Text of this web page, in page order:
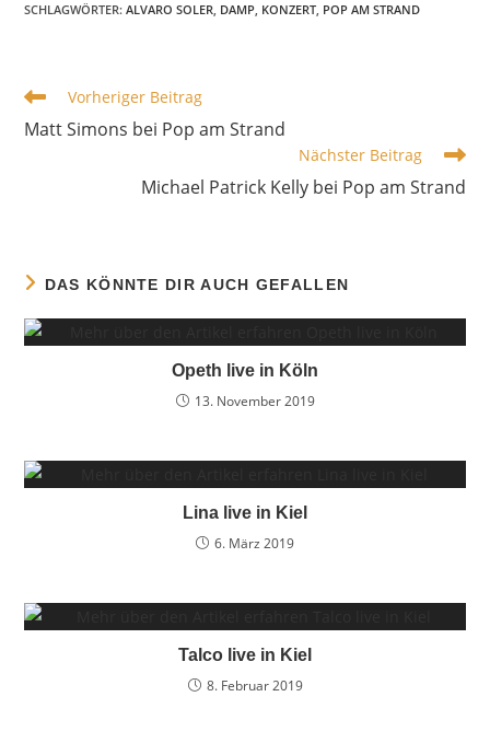
SCHLAGWÖRTER:ALVARO SOLER, DAMP, KONZERT, POP AM STRAND
WEITERE
ANSEHEN
Vorheriger Beitrag
Matt Simons bei Pop am Strand
Nächster Beitrag
Michael Patrick Kelly bei Pop am Strand
DAS KÖNNTE DIR AUCH GEFALLEN
Opeth live in Köln
13. November 2019
Lina live in Kiel
6. März 2019
Talco live in Kiel
8. Februar 2019